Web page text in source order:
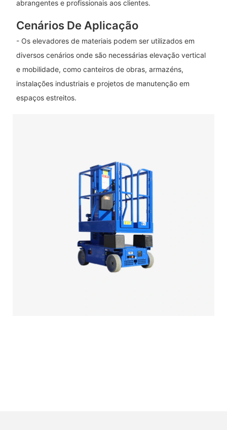
abrangentes e profissionais aos clientes.
Cenários De Aplicação
- Os elevadores de materiais podem ser utilizados em
diversos cenários onde são necessárias elevação vertical
e mobilidade, como canteiros de obras, armazéns,
instalações industriais e projetos de manutenção em
espaços estreitos.